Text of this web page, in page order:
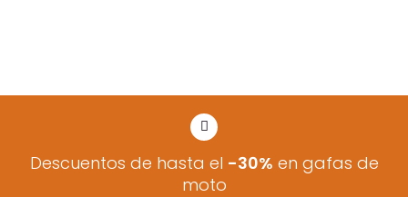
Descuentos de hasta el -30% en gafas de
moto